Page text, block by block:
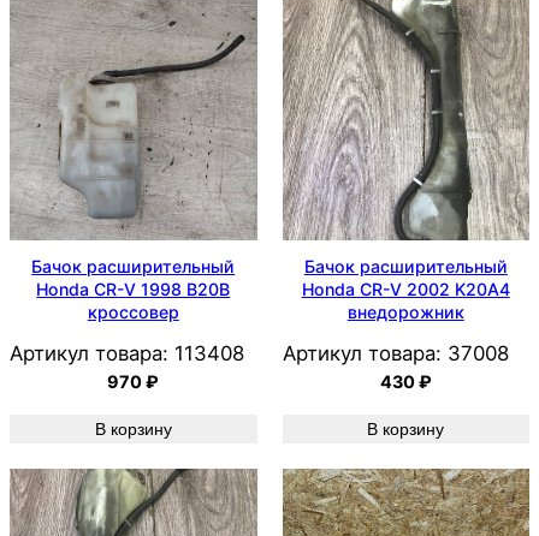
Бачок расширительный
Honda CR-V 1998 B20B
кроссовер
Артикул товара: 113408
970₽
В корзину
Бачок расширительный
Honda CR-V 2002 K20A4
внедорожник
Артикул товара: 37008
430₽
В корзину